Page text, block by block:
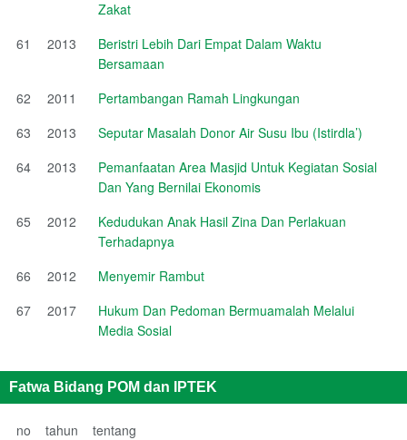
Zakat
61
2013
Beristri Lebih Dari Empat Dalam Waktu
Bersamaan
62
2011
Pertambangan Ramah Lingkungan
63
2013
Seputar Masalah Donor Air Susu Ibu (Istirdla’)
64
2013
Pemanfaatan Area Masjid Untuk Kegiatan Sosial
Dan Yang Bernilai Ekonomis
65
2012
Kedudukan Anak Hasil Zina Dan Perlakuan
Terhadapnya
66
2012
Menyemir Rambut
67
2017
Hukum Dan Pedoman Bermuamalah Melalui
Media Sosial
Fatwa Bidang POM dan IPTEK
no tahun
tentang